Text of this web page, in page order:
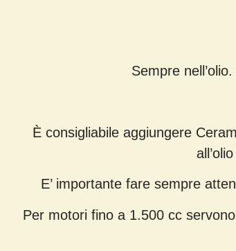
Sempre
È consigliabile aggiungere
E’ importante fare sempre
Per motori fino a 1.500 cc